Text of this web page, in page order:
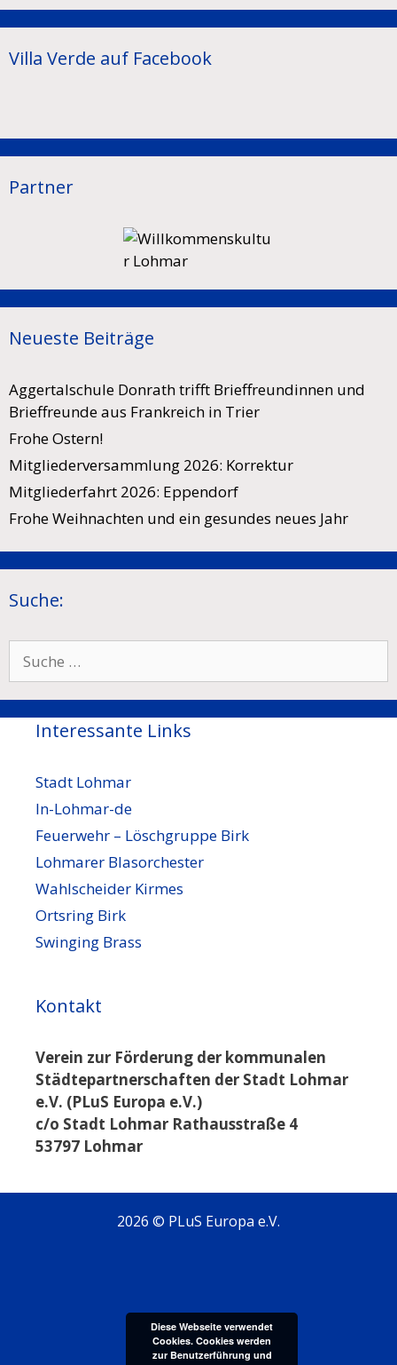
Villa Verde auf Facebook
Partner
Neueste Beiträge
Aggertalschule Donrath trifft Brieffreundinnen und
Brieffreunde aus Frankreich in Trier
Frohe Ostern!
Mitgliederversammlung 2026: Korrektur
Mitgliederfahrt 2026: Eppendorf
Frohe Weihnachten und ein gesundes neues Jahr
Suche:
nach:
Interessante Links
Stadt Lohmar
In-Lohmar-de
Feuerwehr – Löschgruppe Birk
Lohmarer Blasorchester
Wahlscheider Kirmes
Ortsring Birk
Swinging Brass
Kontakt
Verein zur Förderung der kommunalen
Städtepartnerschaften der Stadt Lohmar
e.V. (PLuS Europa e.V.)
c/o Stadt Lohmar Rathausstraße 4
53797 Lohmar
2026 © PLuS Europa e.V.
Diese Webseite verwendet
Cookies. Cookies werden
zur Benutzerführung und